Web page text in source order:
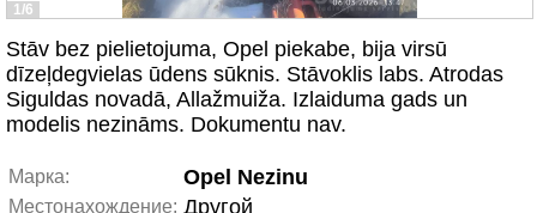
1/6
Stāv bez pielietojuma, Opel piekabe, bija virsū
dīzeļdegvielas ūdens sūknis. Stāvoklis labs. Atrodas
Siguldas novadā, Allažmuiža. Izlaiduma gads un
modelis nezināms. Dokumentu nav.
Марка: Opel Nezinu
Местонахождение: Другой